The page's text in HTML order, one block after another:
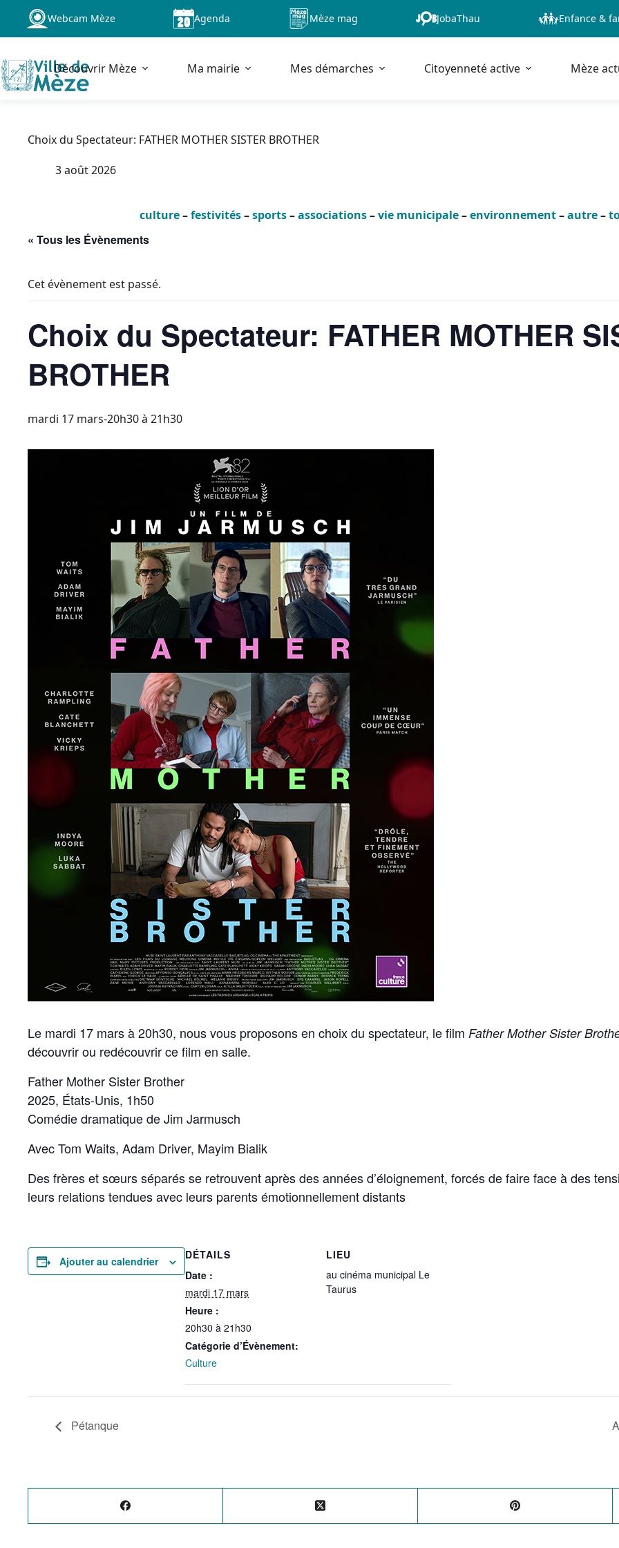
Passer
contenu
Webcam Mèze Agenda Mèze mag JobaThau Enfance &
Découvrir Mèze Ma mairie Mes démarches Citoyenneté active Mèze
Choix du Spectateur: FATHER MOTHER SISTER BROTHER
3 août 2026
culture–festivités–sports–associations–vie municipale–environnement–autre–
« Tous les Évènements
Cet évènement est passé.
Choix du Spectateur: FATHER MOTHER
BROTHER
mardi 17 mars-20h30à 21h30
Le mardi 17 mars à 20h30, nous vous proposons en choix du spectateur, le film Father Mother Sister
découvrir ou redécouvrir ce film en salle.
Father Mother Sister Brother
2025, États-Unis, 1h50
​​​​​​​Comédie dramatique de Jim Jarmusch
Avec Tom Waits, Adam Driver, Mayim Bialik
Des frères et sœurs séparés se retrouvent après des années d’éloignement, forcés de faire face à des
leurs relations tendues avec leurs parents émotionnellement distants
Ajouter au calendrier
DÉTAILS
Date :
mardi 17 mars
Heure :
20h30 à 21h30
Catégorie d’Évènement:
Culture
LIEU
au cinéma municipal Le
Taurus
Pétanque